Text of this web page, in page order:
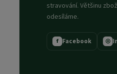
stravování. Většinu
odesíláme.
f Facebook ◎